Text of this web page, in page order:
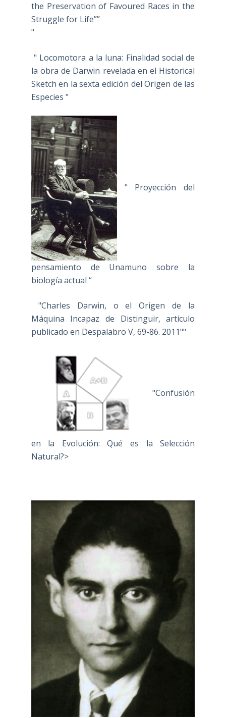
the Preservation of Favoured Races in the
Struggle for Life””
"
" Locomotora a la luna: Finalidad social de
la obra de Darwin revelada en el Historical
Sketch en la sexta edición del Origen de las
Especies "
" Proyección del
pensamiento de Unamuno sobre la
biología actual “
"Charles Darwin, o el Origen de la
Máquina Incapaz de Distinguir, artículo
publicado en Despalabro V, 69-86. 2011""
"Confusión
en la Evolución: Qué es la Selección
Natural?>